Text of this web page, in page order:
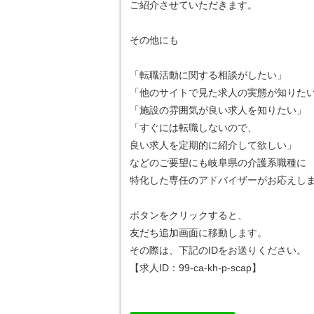
ご紹介させていただきます。
その他にも
「転職活動に関する相談がしたい」
「他のサイトで見た求人の実態が知りたい
「施設の雰囲気が良い求人を知りたい」
「すぐには転職しないので、
良い求人を定期的に紹介して欲しい」
などのご要望にも岐阜県の介護系職種に
特化した専任のアドバイザーがお応えし
ボタンをクリックすると、
友だち追加画面に移動します。
その際は、下記のIDをお送りください。
【求人ID： 99-ca-kh-p-scap】